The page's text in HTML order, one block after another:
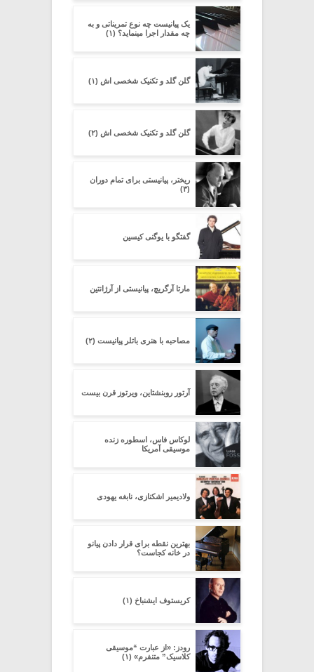
یک پیانیست چه نوع تمریناتی و به
چه مقدار اجرا مینماید؟ (۱)
گلن گلد و تکنیک شخصی اش (۱)
گلن گلد و تکنیک شخصی اش (۲)
ریختر، پیانیستی برای تمام دوران
(۳)
گفتگو با یوگنی کیسین
مارتا آرگریچ، پیانیستی از آرژانتین
مصاحبه با هنری باتلر پیانیست (۲)
آرتور روبنشتاین، ویرتوز قرن بیست
لوکاس فاس، اسطوره زنده
موسیقی آمریکا
ولادیمیر اشکنازی، نابغه یهودی
بهترین نقطه برای قرار دادن پیانو
در خانه کجاست؟
کریستوف ایشنباخ (۱)
رودز: «از عبارت “موسیقی
کلاسیک” متنفرم» (۱)